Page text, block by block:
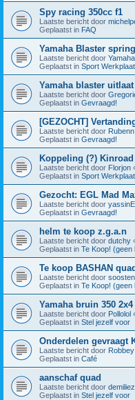
Spy racing 350cc f1
Laatste bericht door
Geplaatst in FAQ
Yamaha Blaster
Laatste bericht door
Geplaatst in Sport
Yamaha blaster uitlaat
Laatste bericht door
Geplaatst in Gevraagd!
[GEZOCHT]
Laatste bericht door Rubenn
Geplaatst in Gevraagd!
Koppeling (?) Kinroad
Laatste bericht door Florjon
Geplaatst in Sport
Gezocht: EGL Mad
Laatste bericht door
Geplaatst in Gevraagd!
helm te koop z.g.a.n
Laatste bericht door dutchy
Geplaatst in Te Koop! (geen
Te koop BASHAN
Laatste bericht door
Geplaatst in Te Koop! (geen
Yamaha bruin 350 2x4
Laatste bericht door Pollolol
Geplaatst in Stel jezelf voor
Onderdelen gevraagt
Laatste bericht door Robbey
Geplaatst in Café
aanschaf quad
Laatste bericht door
Geplaatst in Stel jezelf voor